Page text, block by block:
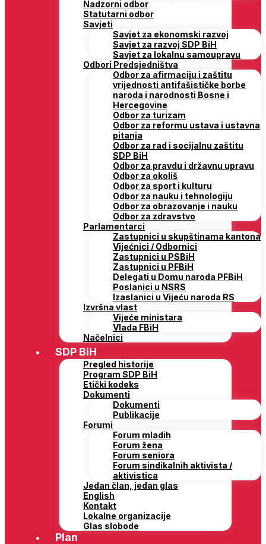
Nadzorni odbor
Statutarni odbor
Savjeti
Savjet za ekonomski razvoj
Savjet za razvoj SDP BiH
Savjet za lokalnu samoupravu
Odbori Predsjedništva
Odbor za afirmaciju i zaštitu
vrijednosti antifašističke borbe
naroda i narodnosti Bosne i
Hercegovine
Odbor za turizam
Odbor za reformu ustava i ustavna
pitanja
Odbor za rad i socijalnu zaštitu
SDP BiH
Odbor za pravdu i državnu upravu
Odbor za okoliš
Odbor za sport i kulturu
Odbor za nauku i tehnologiju
Odbor za obrazovanje i nauku
Odbor za zdravstvo
Parlamentarci
Zastupnici u skupštinama kantona
Vijećnici / Odbornici
Zastupnici u PSBiH
Zastupnici u PFBiH
Delegati u Domu naroda PFBiH
Poslanici u NSRS
Izaslanici u Vijeću naroda RS
Izvršna vlast
Vijeće ministara
Vlada FBiH
Načelnici
SDP BiH
Pregled historije
Program SDP BiH
Etički kodeks
Dokumenti
Dokumenti
Publikacije
Forumi
Forum mladih
Forum žena
Forum seniora
Forum sindikalnih aktivista /
aktivistica
Jedan član, jedan glas
English
Kontakt
Lokalne organizacije
Glas slobode
Plan